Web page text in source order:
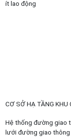
ít lao động
CƠ SỞ HẠ TẦNG KHU
Hệ thống đường giao
lưới đường giao